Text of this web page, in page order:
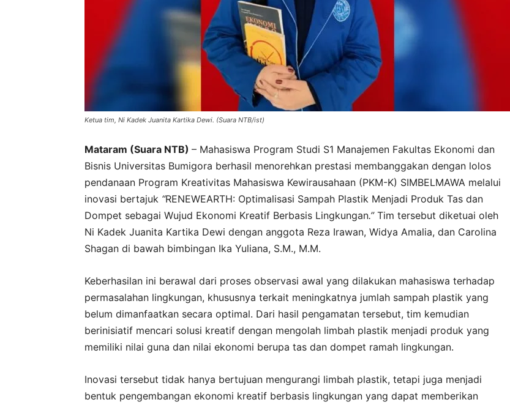
Ketua tim, Ni Kadek Juanita Kartika Dewi. (Suara NTB/ist)
Mataram (Suara NTB) – Mahasiswa Program Studi S1 Manajemen Fakultas Ekonomi dan
Bisnis Universitas Bumigora berhasil menorehkan prestasi membanggakan dengan lolos
pendanaan Program Kreativitas Mahasiswa Kewirausahaan (PKM-K) SIMBELMAWA melalui
inovasi bertajuk “RENEWEARTH: Optimalisasi Sampah Plastik Menjadi Produk Tas dan
Dompet sebagai Wujud Ekonomi Kreatif Berbasis Lingkungan.” Tim tersebut diketuai oleh
Ni Kadek Juanita Kartika Dewi dengan anggota Reza Irawan, Widya Amalia, dan Carolina
Shagan di bawah bimbingan Ika Yuliana, S.M., M.M.
Keberhasilan ini berawal dari proses observasi awal yang dilakukan mahasiswa terhadap
permasalahan lingkungan, khususnya terkait meningkatnya jumlah sampah plastik yang
belum dimanfaatkan secara optimal. Dari hasil pengamatan tersebut, tim kemudian
berinisiatif mencari solusi kreatif dengan mengolah limbah plastik menjadi produk yang
memiliki nilai guna dan nilai ekonomi berupa tas dan dompet ramah lingkungan.
Inovasi tersebut tidak hanya bertujuan mengurangi limbah plastik, tetapi juga menjadi
bentuk pengembangan ekonomi kreatif berbasis lingkungan yang dapat memberikan